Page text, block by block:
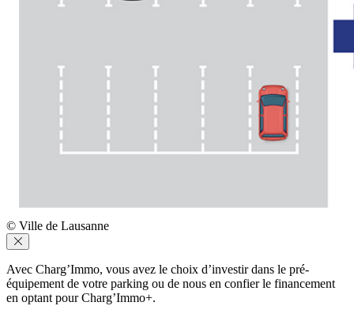
© Ville de Lausanne
Avec Charg’Immo, vous avez le choix d’investir dans le pré-
équipement de votre parking ou de nous en confier le financement
en optant pour Charg’Immo+.